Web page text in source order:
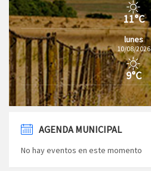
11°C
lunes
10/08/2026
9°C
AGENDA MUNICIPAL
No hay eventos en este momento